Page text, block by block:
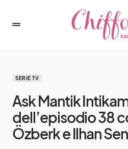
SERIE TV
Ask Mantik
dell’episodio 38
Özberk e Ilhan Sen